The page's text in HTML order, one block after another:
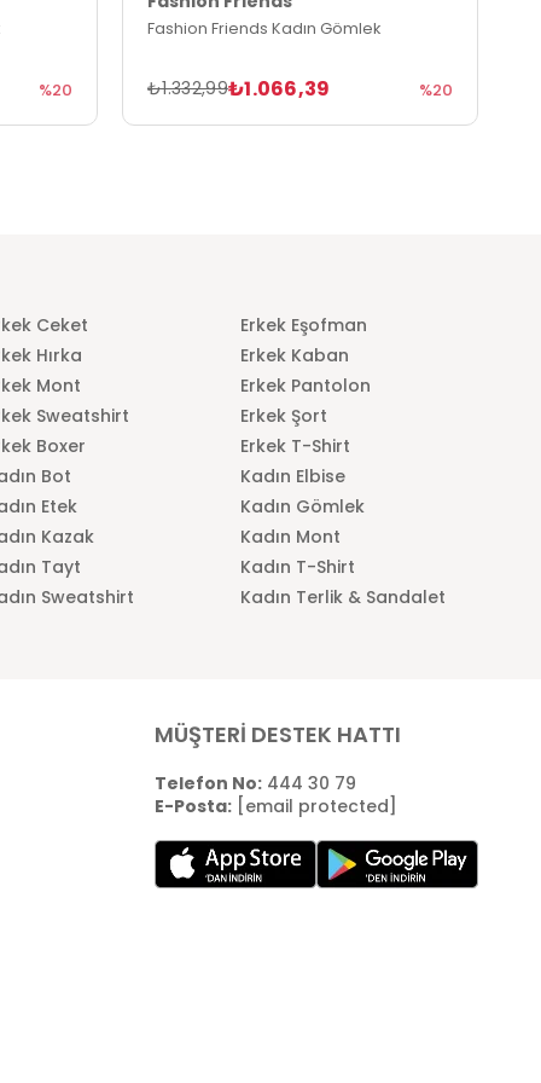
%20
Fashion Friends Kadın Gömlek
₺1.066,39
₺1.332,99 %20
Ceket
Erkek Eşofman
Hırka
Erkek Kaban
Mont
Erkek Pantolon
Sweatshirt
Erkek Şort
Boxer
Erkek T-Shirt
Bot
Kadın Elbise
Etek
Kadın Gömlek
Kazak
Kadın Mont
Tayt
Kadın T-Shirt
Sweatshirt Kadın Terlik & Sandalet
MÜŞTERİ DESTEK HATTI
Telefon No:444 30 79
E-Posta: [email protected]